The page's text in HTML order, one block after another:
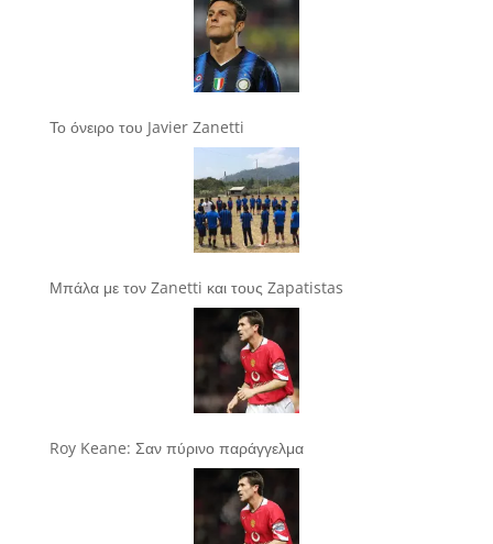
Το όνειρο του Javier Zanetti
Μπάλα με τον Zanetti και τους Zapatistas
Roy Keane: Σαν πύρινο παράγγελμα